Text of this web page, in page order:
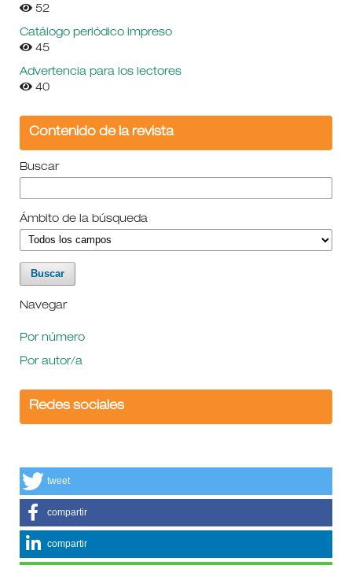
52
Catálogo periódico impreso
45
Advertencia para los lectores
40
Contenido de la revista
Buscar
Ámbito de la búsqueda
Navegar
Por número
Por autor/a
Redes sociales
tweet
compartir
compartir